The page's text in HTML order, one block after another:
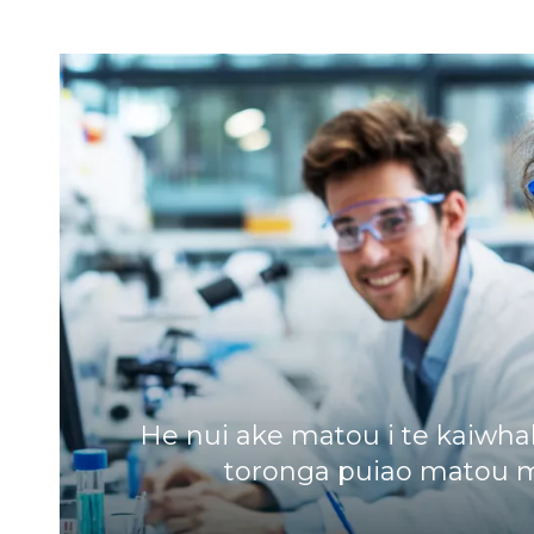
He nui ake matou i te
toronga puiao matou